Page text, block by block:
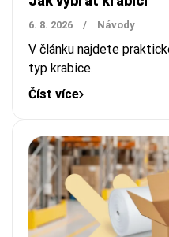
6. 8. 2026 / Návody
V článku najdete
typ krabice.
Číst více